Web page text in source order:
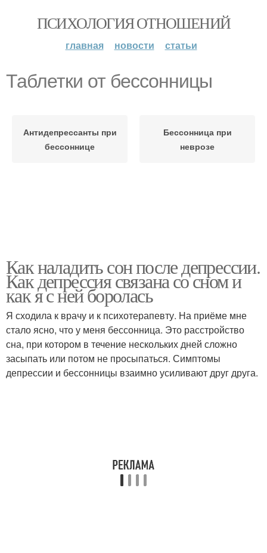
ПСИХОЛОГИЯ ОТНОШЕНИЙ
главная новости статьи
Таблетки от бессонницы
Антидепрессанты при
бессоннице
Бессонница при
неврозе
Как наладить сон после депрессии.
Как депрессия связана со сном и
как я с ней боролась
Я сходила к врачу и к психотерапевту. На приёме мне
стало ясно, что у меня бессонница. Это расстройство
сна, при котором в течение нескольких дней сложно
засыпать или потом не просыпаться. Симптомы
депрессии и бессонницы взаимно усиливают друг друга.